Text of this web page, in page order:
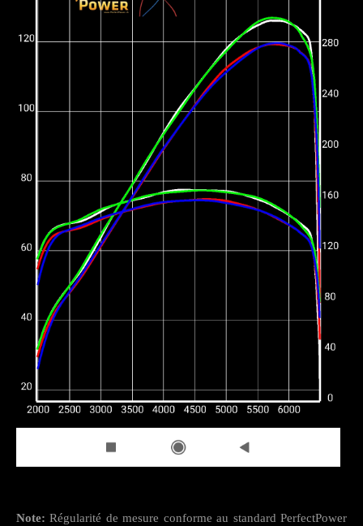
Note: Régularité de mesure conforme au standard PerfectPower